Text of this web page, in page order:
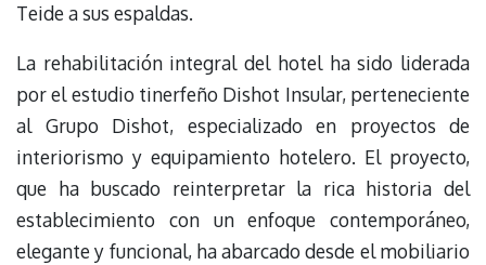
Teide a sus espaldas.
La rehabilitación integral del hotel ha sido liderada
por el estudio tinerfeño Dishot Insular, perteneciente
al Grupo Dishot, especializado en proyectos de
interiorismo y equipamiento hotelero. El proyecto,
que ha buscado reinterpretar la rica historia del
establecimiento con un enfoque contemporáneo,
elegante y funcional, ha abarcado desde el mobiliario